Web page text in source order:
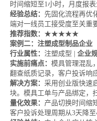
时间缩短至1小时，月度报
经验总结： 先固化流程再优
端对一线员工接受度至关重
推荐指数： ★★★★★
案例二：注塑成型制品企业
行业属性： 注塑成型 | 企业
实施前痛点： 模具管理混乱
翻查纸质记录，客户投诉响
解决方案： 采用创业版快速
块。模具工单与产品绑定，
量化效果： 产品切换时间缩
客户投诉处理周期从3天降至